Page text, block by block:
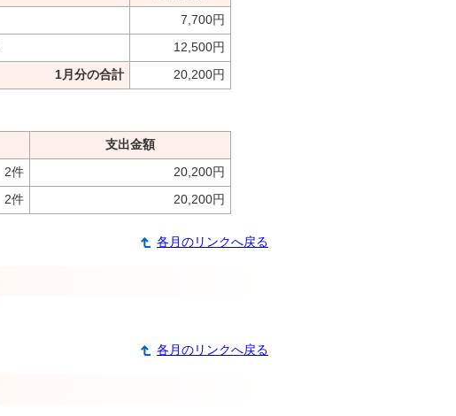
7,700円
12,500円
1月分の合計 20,200円
支出金額
2件 20,200円
2件 20,200円
各月のリンクへ戻る
各月のリンクへ戻る